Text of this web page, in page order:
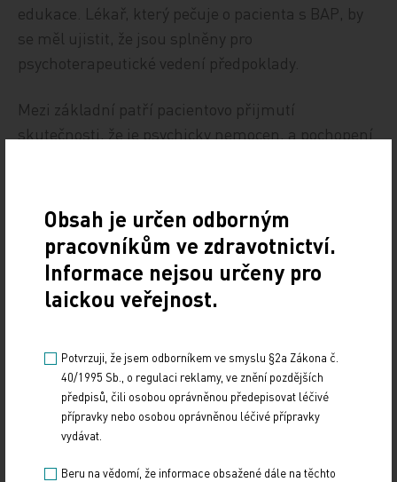
edukace. Lékař, který pečuje o pacienta s BAP, by
se měl ujistit, že jsou splněny pro
psychoterapeutické vedení předpoklady.
Mezi základní patří pacientovo přijmutí
skutečnosti, že je psychicky nemocen, a pochopení
však není vždy snadné splnit. Navíc v průběhu
dalšího období může pacient tyto předpoklady
ztrácet. K tomu může dojít bez zjevné příčny nebo
být způsobeno další epizodou nemoci, nově
vzniklou komorbiditou, zvýrazněním pacientových
Míra vyjádřených emocí v rodině (stejně jako u
schizofrenních poruch) souvisí s množstvím
relapsů u BAP. Vysoká intenzita kritických projevů i
Obsah je určen odborným
pracovníkům ve zdravotnictví.
Informace nejsou určeny pro
laickou veřejnost.
Potvrzuji, že jsem odborníkem ve smyslu §2a Zákona č.
40/1995 Sb., o regulaci reklamy, ve znění pozdějších
předpisů, čili osobou oprávněnou předepisovat léčivé
přípravky nebo osobou oprávněnou léčivé přípravky
vydávat.
Beru na vědomí, že informace obsažené dále na těchto